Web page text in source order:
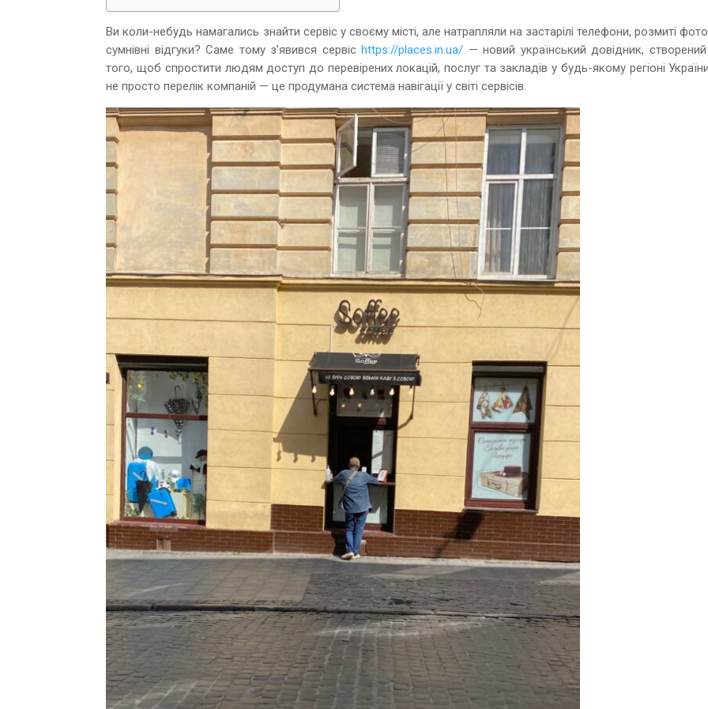
Ви коли-небудь намагались знайти сервіс у своєму місті, але натрапляли на застарілі телефони, розмиті
сумнівні відгуки? Саме тому з’явився сервісhttps://places.in.ua/ — новий український довідник,
того, щоб спростити людям доступ до перевірених локацій, послуг та закладів у будь-якому регіоні
не просто перелік компаній — це продумана система навігації у світі сервісів.